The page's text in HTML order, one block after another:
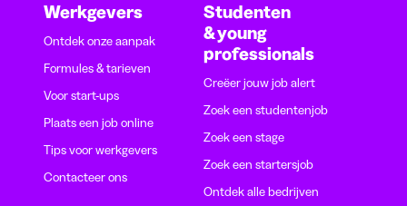
Werkgevers
Ontdek onze aanpak
Formules & tarieven
Voor start-ups
Plaats een job online
Tips voor werkgevers
Contacteer ons
Studenten
& young
professionals
Creëer jouw job alert
Zoek een studentenjob
Zoek een stage
Zoek een startersjob
Ontdek alle bedrijven